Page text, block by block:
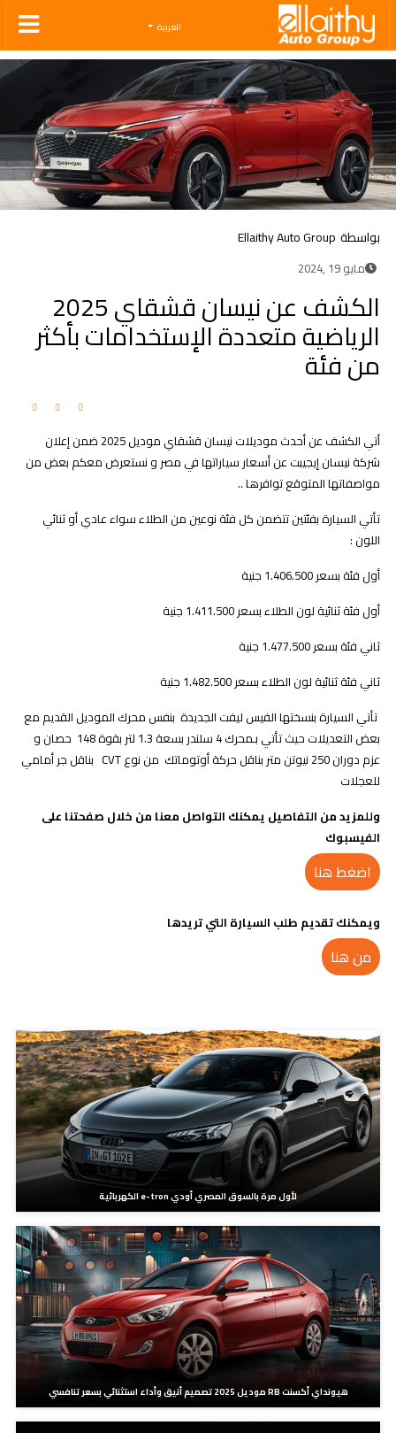
Ellaithy Auto Group
العربية
بواسطة Ellaithy Auto Group
مايو 19 ,2024
الكشف عن نيسان قشقاي 2025
الرياضية متعددة الإستخدامات بأكثر
من فئة
أتي الكشف عن أحدث موديلات نيسان قشقاي موديل 2025 ضمن إعلان
شركة نيسان إيجيبت عن أسعار سياراتها في مصر و نستعرض معكم بعض من
مواصفاتها المتوقع توافرها ..
تأتي السيارة بفئتين تتضمن كل فئة نوعين من الطلاء سواء عادي أو ثنائي
اللون :
أول فئة بسعر 1.406.500 جنية
أول فئة ثنائية لون الطلاء بسعر 1.411.500 جنية
ثاني فئة بسعر 1.477.500 جنية
ثاني فئة ثنائية لون الطلاء بسعر 1.482.500 جنية
تأتي السيارة بنسختها الفيس ليفت الجديدة بنفس محرك الموديل القديم مع
بعض التعديلات حيث تأتي بـمحرك 4 سلندر بسعة 1.3 لتر بقوة 148 حصان و
عزم دوران 250 نيوتن متر بناقل حركة أوتوماتك من نوع CVT بناقل جر أمامي
للعجلات
وللمزيد من التفاصيل يمكنك التواصل معنا من خلال صفحتنا على
الفيسبوك
اضغط هنا
ويمكنك تقديم طلب السيارة التي تريدها
من هنا
لأول مرة بالسوق المصري أودي e-tron الكهربائية
هيونداي أكسنت RB موديل 2025 تصميم أنيق وأداء استثنائي بسعر تنافسي